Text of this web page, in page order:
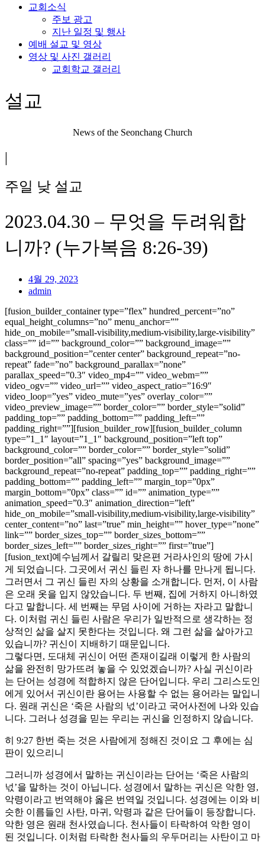
교회소식
주보 광고
지난 일정 및 행사
예배 설교 및 영상
영상 및 사진 갤러리
교회학교 갤러리
설교
News of the Seonchang Church
|
주일 낮 설교
2023.04.30 – 무엇을 두려워합
니까? (누가복음 8:26-39)
4월 29, 2023
admin
[fusion_builder_container type=”flex” hundred_percent=”no”
equal_height_columns=”no” menu_anchor=””
hide_on_mobile=”small-visibility,medium-visibility,large-visibility”
class=”” id=”” background_color=”” background_image=””
background_position=”center center” background_repeat=”no-
repeat” fade=”no” background_parallax=”none”
parallax_speed=”0.3″ video_mp4=”” video_webm=””
video_ogv=”” video_url=”” video_aspect_ratio=”16:9″
video_loop=”yes” video_mute=”yes” overlay_color=””
video_preview_image=”” border_color=”” border_style=”solid”
padding_top=”” padding_bottom=”” padding_left=””
padding_right=””][fusion_builder_row][fusion_builder_column
type=”1_1″ layout=”1_1″ background_position=”left top”
background_color=”” border_color=”” border_style=”solid”
border_position=”all” spacing=”yes” background_image=””
background_repeat=”no-repeat” padding_top=”” padding_right=””
padding_bottom=”” padding_left=”” margin_top=”0px”
margin_bottom=”0px” class=”” id=”” animation_type=””
animation_speed=”0.3″ animation_direction=”left”
hide_on_mobile=”small-visibility,medium-visibility,large-visibility”
center_content=”no” last=”true” min_height=”” hover_type=”none”
link=”” border_sizes_top=”” border_sizes_bottom=””
border_sizes_left=”” border_sizes_right=”” first=”true”]
[fusion_text]예수님께서 갈릴리 맞은편 거라사인의 땅에 가시
게 되었습니다. 그곳에서 귀신 들린 자 하나를 만나게 됩니다.
그러면서 그 귀신 들린 자의 상황을 소개합니다. 먼저, 이 사람
은 오래 옷을 입지 않았습니다. 두 번째, 집에 거하지 아니하였
다고 말합니다. 세 번째는 무덤 사이에 거하는 자라고 말합니
다. 이처럼 귀신 들린 사람은 우리가 일반적으로 생각하는 정
상적인 삶을 살지 못한다는 것입니다. 왜 그런 삶을 살아가고
있습니까? 귀신이 지배하기 때문입니다.
그렇다면, 도대체 귀신이 어떤 존재이길래 이렇게 한 사람의
삶을 완전히 망가뜨려 놓을 수 있었겠습니까? 사실 귀신이라
는 단어는 성경에 적합하지 않은 단어입니다. 우리 그리스도인
에게 있어서 귀신이란 용어는 사용할 수 없는 용어라는 말입니
다. 원래 귀신은 ‘죽은 사람의 넋’이라고 국어사전에 나와 있습
니다. 그러나 성경을 믿는 우리는 귀신을 인정하지 않습니다.
히 9:27 한번 죽는 것은 사람에게 정해진 것이요 그 후에는 심
판이 있으리니
그러니까 성경에서 말하는 귀신이라는 단어는 ‘죽은 사람의
넋’을 말하는 것이 아닙니다. 성경에서 말하는 귀신은 악한 영,
악령이라고 번역해야 옳은 번역일 것입니다. 성경에는 이와 비
슷한 이름들인 사탄, 마귀, 악령과 같은 단어들이 등장합니다.
악한 영은 원래 천사였습니다. 천사들이 타락하여 악한 영이
된 것입니다. 이처럼 타락한 천사들의 우두머리는 사탄이고 마